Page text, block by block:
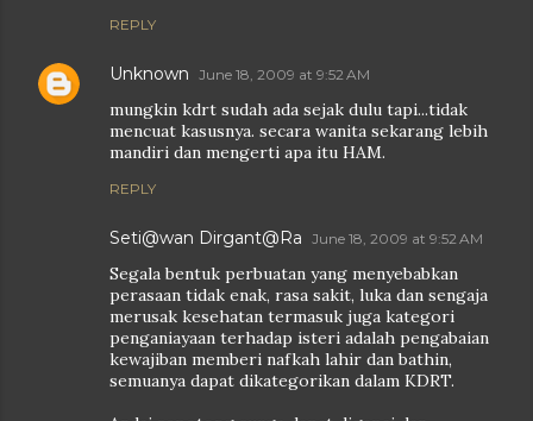
REPLY
Unknown June 18, 2009 at 9:52 AM
mungkin kdrt sudah ada sejak dulu tapi...tidak
mencuat kasusnya. secara wanita sekarang lebih
mandiri dan mengerti apa itu HAM.
REPLY
Seti@wan Dirgant@Ra June 18, 2009 at 9:52 AM
Segala bentuk perbuatan yang menyebabkan
perasaan tidak enak, rasa sakit, luka dan sengaja
merusak kesehatan termasuk juga kategori
penganiayaan terhadap isteri adalah pengabaian
kewajiban memberi nafkah lahir dan bathin,
semuanya dapat dikategorikan dalam KDRT.